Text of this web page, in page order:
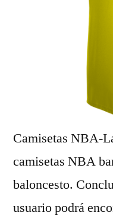
Camisetas NBA-
camisetas NBA
baloncesto.
usuario podrá